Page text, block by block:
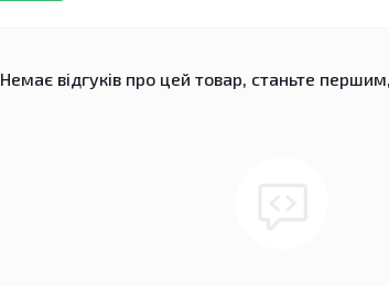
Немає відгуків про цей товар, станьте